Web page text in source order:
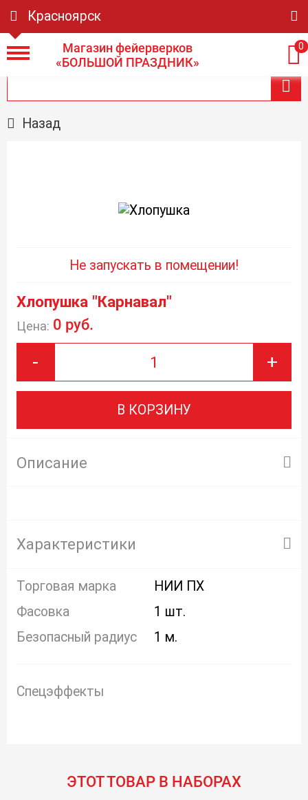
Красноярск
Магазин фейерверков
«БОЛЬШОЙ ПРАЗДНИК»
0
Назад
Не запускать в помещении!
Хлопушка "Карнавал"
Цена: 0 руб.
- +
В КОРЗИНУ
Описание
Характеристики
Торговая марка
НИИ ПХ
Фасовка
1 шт.
Безопасный радиус
1 м.
Спецэффекты
ЭТОТ ТОВАР В НАБОРАХ